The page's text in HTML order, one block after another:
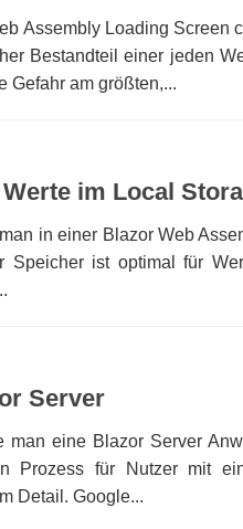
Assembly Loading Screen
Bestandteil einer jeden
Gefahr am größten,...
im Local
in einer Blazor Web
Speicher ist optimal für
Server
man eine Blazor Server
Prozess für Nutzer mit
Detail. Google...